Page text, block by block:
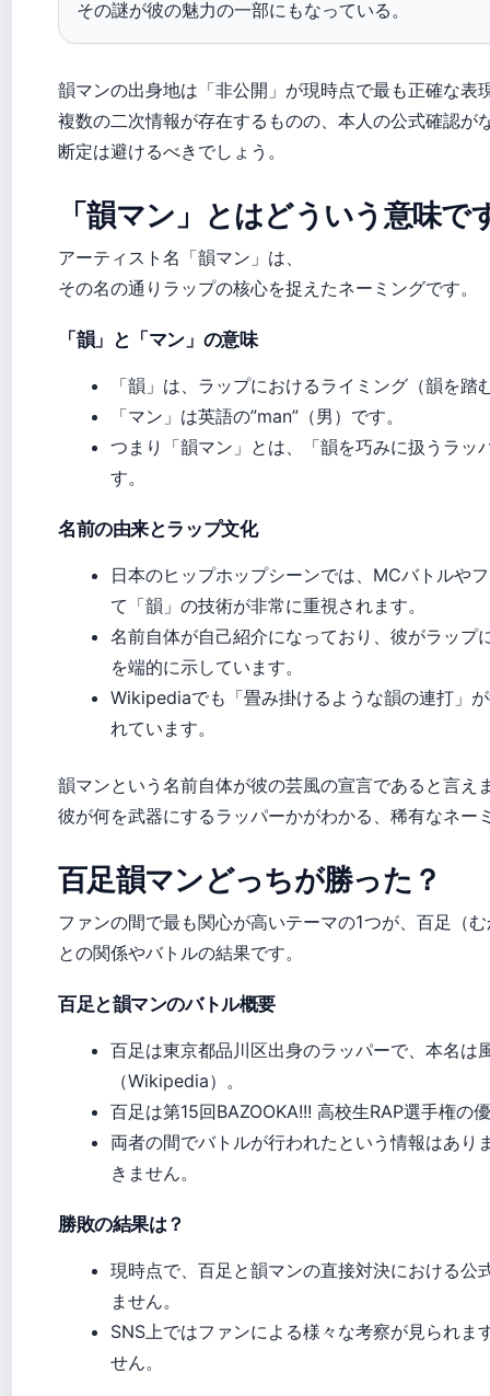
その謎が彼の魅力の一部にもなっている。
韻マンの出身地は「非公開」が現時点で最も正確な表
複数の二次情報が存在するものの、本人の公式確認が
断定は避けるべきでしょう。
「韻マン」とはどういう意味で
アーティスト名「韻マン」は、
その名の通りラップの核心を捉えたネーミングです。
「韻」と「マン」の意味
「韻」は、ラップにおけるライミング（韻を踏
「マン」は英語の”man”（男）です。
つまり「韻マン」とは、「韻を巧みに扱うラッ
す。
名前の由来とラップ文化
日本のヒップホップシーンでは、MCバトルや
て「韻」の技術が非常に重視されます。
名前自体が自己紹介になっており、彼がラップ
を端的に示しています。
Wikipediaでも「畳み掛けるような韻の連打」
れています。
韻マンという名前自体が彼の芸風の宣言であると言え
彼が何を武器にするラッパーかがわかる、稀有なネー
百足韻マンどっちが勝った？
ファンの間で最も関心が高いテーマの1つが、百足（
との関係やバトルの結果です。
百足と韻マンのバトル概要
百足は東京都品川区出身のラッパーで、本名は
（Wikipedia）。
百足は第15回BAZOOKA!!! 高校生RAP選手権の
両者の間でバトルが行われたという情報はあり
きません。
勝敗の結果は？
現時点で、百足と韻マンの直接対決における公
ません。
SNS上ではファンによる様々な考察が見られま
せん。